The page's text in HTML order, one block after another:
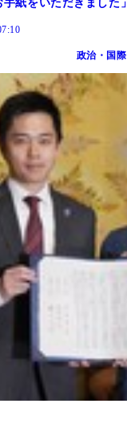
紙をいただきました」
政治・国際